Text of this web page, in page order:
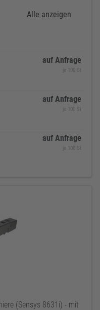
Alle anzeigen
auf Anfrage
je 100 St
auf Anfrage
je 100 St
auf Anfrage
je 100 St
(Sensys 8631i) - mit